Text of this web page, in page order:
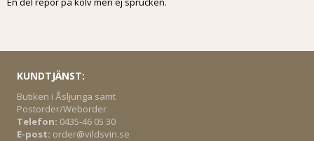
KUNDTJÄNST:
Butiken i Åsljunga samt
Postorder/Weborder
Telefon: 0435-46 05 30
E-post: order@vildsvin.se